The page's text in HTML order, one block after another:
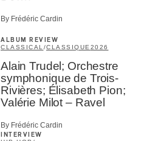
By Frédéric Cardin
ALBUM REVIEW
CLASSICAL/CLASSIQUE2026
Alain Trudel; Orchestre
symphonique de Trois-
Rivières; Élisabeth Pion;
Valérie Milot – Ravel
By Frédéric Cardin
INTERVIEW